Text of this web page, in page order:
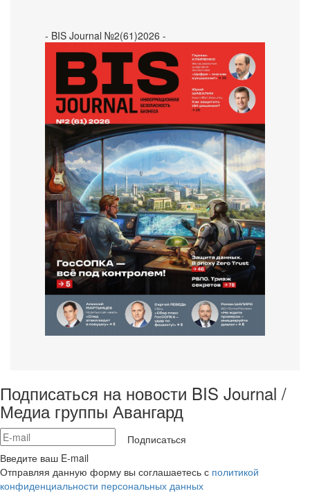
- BIS Journal №2(61)2026 -
Подписаться на новости BIS Journal /
Медиа группы Авангард
Подписаться
Введите ваш E-mail
Отправляя данную форму вы соглашаетесь с политикой
конфиденциальности персональных данных